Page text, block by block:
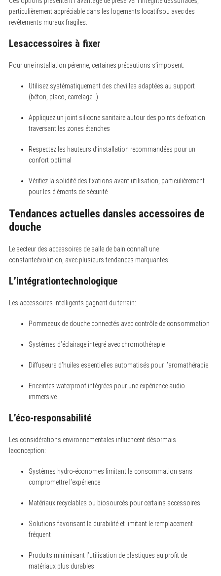
particulièrement appréciable dans les logements locatifsou avec des
revêtements muraux fragiles.
Lesaccessoires à fixer
Pour une installation pérenne, certaines précautions s’imposent:
Utilisez systématiquement des chevilles adaptées au support
(béton, placo, carrelage…)
Appliquez un joint silicone sanitaire autour des points de fixation
traversant les zones étanches
Respectez les hauteurs d’installation recommandées pour un
confort optimal
Vérifiez la solidité des fixations avant utilisation, particulièrement
pour les éléments de sécurité
Tendances actuelles dansles accessoires de
douche
Le secteur des accessoires de salle de bain connaît une
constanteévolution, avec plusieurs tendances marquantes:
L’intégrationtechnologique
Les accessoires intelligents gagnent du terrain:
Pommeaux de douche connectés avec contrôle de consommation
Systèmes d’éclairage intégré avec chromothérapie
Diffuseurs d’huiles essentielles automatisés pour l’aromathérapie
Enceintes waterproof intégrées pour une expérience audio
immersive
L’éco-responsabilité
Les considérations environnementales influencent désormais
laconception:
Systèmes hydro-économes limitant la consommation sans
compromettre l’expérience
Matériaux recyclables ou biosourcés pour certains accessoires
Solutions favorisant la durabilité et limitant le remplacement
fréquent
Produits minimisant l’utilisation de plastiques au profit de
matériaux plus durables